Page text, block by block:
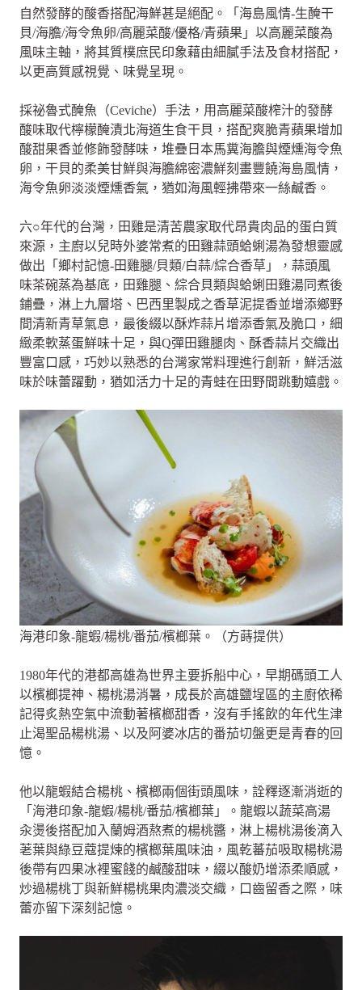
自然發酵的酸香搭配海鮮甚是絕配。「海島風情-生醃干
貝/海膽/海令魚卵/高麗菜酸/優格/青蘋果」以高麗菜酸為
風味主軸，將其質樸庶民印象藉由細膩手法及食材搭配，
以更高質感視覺、味覺呈現。
採祕魯式醃魚（Ceviche）手法，用高麗菜酸榨汁的發酵
酸味取代檸檬醃漬北海道生食干貝，搭配爽脆青蘋果增加
酸甜果香並修飾發酵味，堆疊日本馬糞海膽與煙燻海令魚
卵，干貝的柔美甘鮮與海膽綿密濃鮮刻畫豐饒海島風情，
海令魚卵淡淡煙燻香氣，猶如海風輕拂帶來一絲鹹香。
六○年代的台灣，田雞是清苦農家取代昂貴肉品的蛋白質
來源，主廚以兒時外婆常煮的田雞蒜頭蛤蜊湯為發想靈感
做出「鄉村記憶-田雞腿/貝類/白蒜/綜合香草」，蒜頭風
味茶碗蒸為基底，田雞腿、綜合貝類與蛤蜊田雞湯同煮後
鋪疊，淋上九層塔、巴西里製成之香草泥提香並增添鄉野
間清新青草氣息，最後綴以酥炸蒜片增添香氣及脆口，細
緻柔軟蒸蛋鮮味十足，與Q彈田雞腿肉、酥香蒜片交織出
豐富口感，巧妙以熟悉的台灣家常料理進行創新，鮮活滋
味於味蕾躍動，猶如活力十足的青蛙在田野間跳動嬉戲。
海港印象-龍蝦/楊桃/番茄/檳榔葉。（方蒔提供）
1980年代的港都高雄為世界主要拆船中心，早期碼頭工人
以檳榔提神、楊桃湯消暑，成長於高雄鹽埕區的主廚依稀
記得炙熱空氣中流動著檳榔甜香，沒有手搖飲的年代生津
止渴聖品楊桃湯、以及阿婆冰店的番茄切盤更是青春的回
憶。
他以龍蝦結合楊桃、檳榔兩個街頭風味，詮釋逐漸消逝的
「海港印象-龍蝦/楊桃/番茄/檳榔葉」。龍蝦以蔬菜高湯
汆燙後搭配加入蘭姆酒熬煮的楊桃醬，淋上楊桃湯後滴入
荖葉與綠豆蔻提煉的檳榔葉風味油，風乾蕃茄吸取楊桃湯
後帶有四果冰裡蜜餞的鹹酸甜味，綴以酸奶增添柔順感，
炒過楊桃丁與新鮮楊桃果肉濃淡交織，口齒留香之際，味
蕾亦留下深刻記憶。